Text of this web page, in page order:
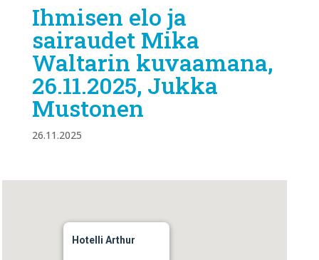
Ihmisen elo ja
sairaudet Mika
Waltarin kuvaamana,
26.11.2025, Jukka
Mustonen
26.11.2025
Hotelli Arthur